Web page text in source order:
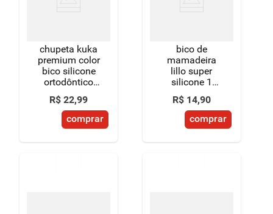
chupeta kuka
premium color
bico silicone
ortodôntico
n°2 rosa ref:
2812
R$ 22,99
comprar
bico de
mamadeira
lillo super
silicone 1
unidade
R$ 14,90
comprar